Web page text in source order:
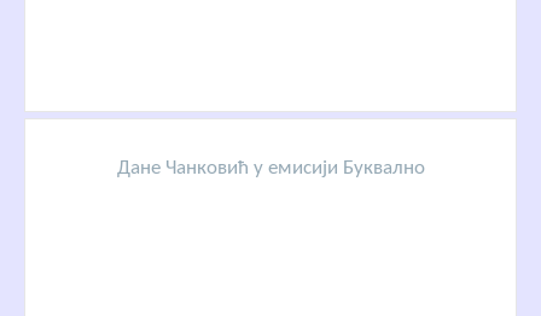
Дане Чанковић у емисији Буквално